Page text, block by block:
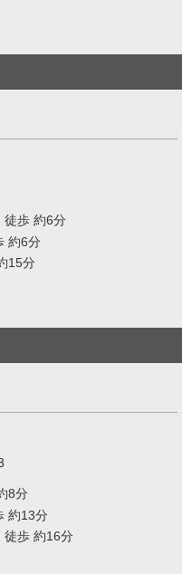
徒歩 約6分
約6分
15分
8分
約13分
徒歩 約16分